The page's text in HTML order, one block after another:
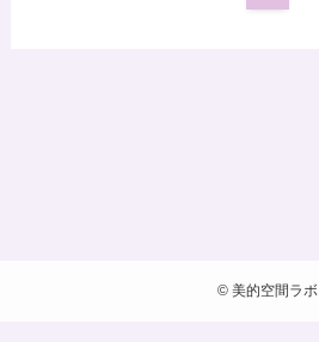
© 美的空間ラボ